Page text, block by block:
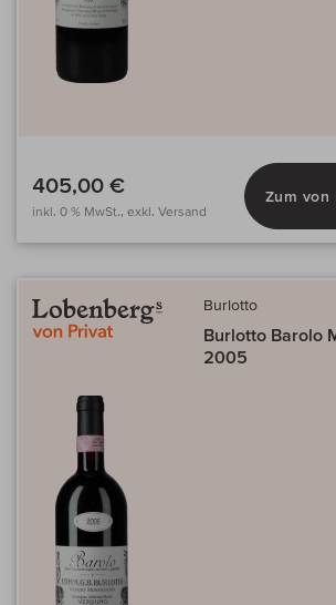
405,00 €
inkl. 0 % MwSt., exkl. Versand
Zum von
Burlotto
Burlotto Barolo
2005